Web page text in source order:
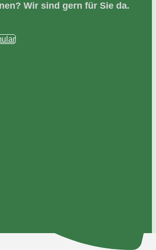
Wir sind gern für Sie da.